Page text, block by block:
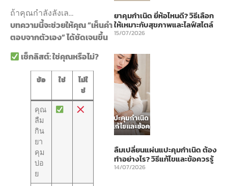
ถ้าคุณกำลังลังเล…
บทความนี้จะช่วยให้คุณ “เห็นคำ
ตอบจากตัวเอง” ได้ชัดเจนขึ้น
เช็กลิสต์: ใช่คุณหรือไม่?
ข้อ ใช่
ไม่ใ
ช่
คุณ
ลืม
กิน
ยา
คุม
บ่อ
ย
ยาคุมกำเนิด ยี่ห้อไหนดี? วิธีเลือก
ให้เหมาะกับสุขภาพและไลฟ์สไตล์
15/07/2026
ลืมเปลี่ยนแผ่นแปะคุมกำเนิด ต้อง
ทำอย่างไร? วิธีแก้ไขและข้อควรรู้
14/07/2026